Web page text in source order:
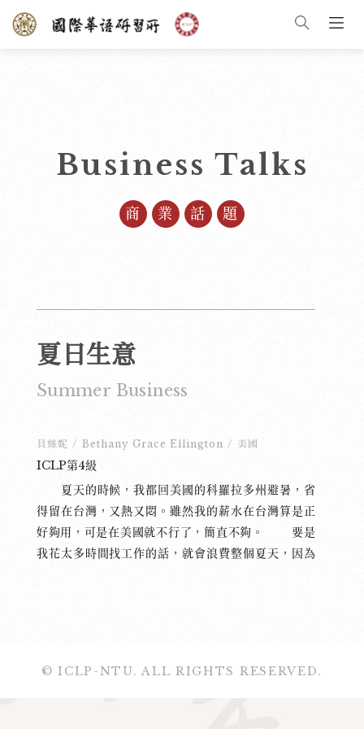
Business Talks
商業話題
夏日生意
Summer Business
貝絲妮 / Bethany Grace Ellington / 美國
ICLP第4級
夏天的時候，我都回美國的科羅拉多州避暑，省
得留在台灣，又熱又悶。雖然我的薪水在台灣算是正
好夠用，可是在美國就不行了，簡直不夠。 要是
我花太多時間找工作的話，就會浪費整個夏天，因為
不需要的東西。那些東西各式各樣，家具、工具、藝
術品、古董什麼的，都找得到，而且很多都大減價。
© ICLP-NTU. ALL RIGHTS RESERVED.